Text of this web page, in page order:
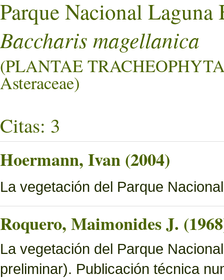
Parque Nacional Laguna
Baccharis magellanica
(PLANTAE
Asteraceae)
Citas: 3
Hoermann, Ivan (2004)
La vegetación del Parque
Roquero, Maimonides J.
La vegetación del Parque
preliminar). Publicación técnica